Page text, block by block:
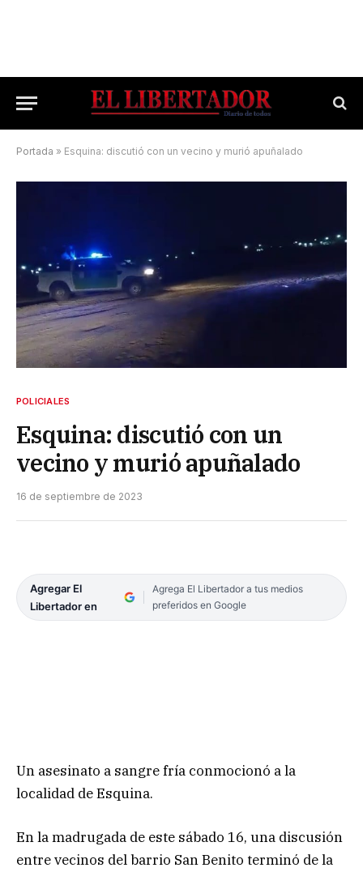
Portada » Esquina: discutió con un vecino y murió apuñalado
POLICIALES
Esquina: discutió con un
vecino y murió apuñalado
16 de septiembre de 2023
Agregar El
Libertador en
Agrega El Libertador a tus medios
preferidos en Google
Un asesinato a sangre fría conmocionó a la
localidad de Esquina.
En la madrugada de este sábado 16, una discusión
entre vecinos del barrio San Benito terminó de la